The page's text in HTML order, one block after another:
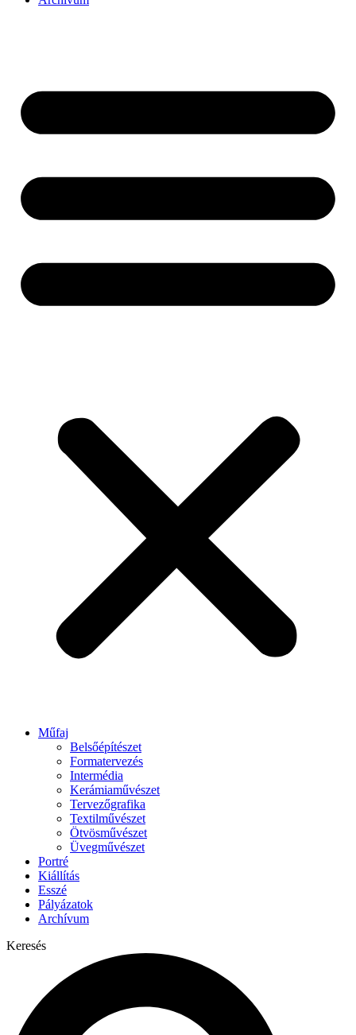
Műfaj
Belsőépítészet
Formatervezés
Intermédia
Kerámiaművészet
Tervezőgrafika
Textilművészet
Ötvösművészet
Üvegművészet
Portré
Kiállítás
Esszé
Pályázatok
Archívum
Keresés